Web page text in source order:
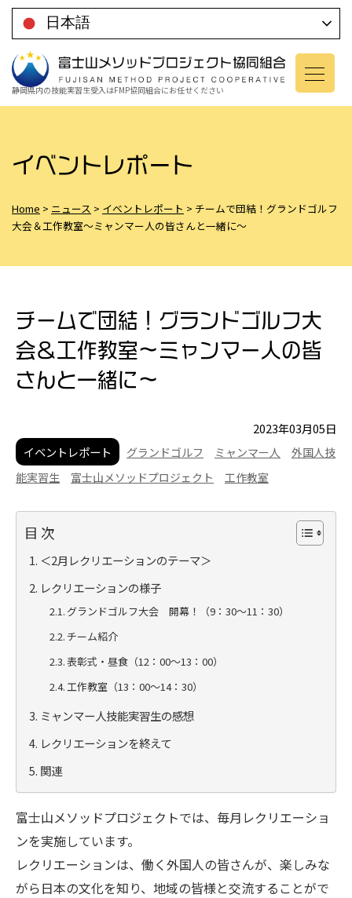
静岡県内の技能実習生受入はFMP協同組合にお任せください
イベントレポート
Home > ニュース > イベントレポート > チームで団結！グランドゴルフ
大会＆工作教室～ミャンマー人の皆さんと一緒に～
チームで団結！グランドゴルフ大
会＆工作教室～ミャンマー人の皆
さんと一緒に～
2023年03月05日
イベントレポート
グランドゴルフ ミャンマー人
外国人技
能実習生
富士山メソッドプロジェクト 工作教室
目次
＜2月レクリエーションのテーマ＞
レクリエーションの様子
グランドゴルフ大会 開幕！（9：30～11：30）
チーム紹介
表彰式・昼食（12：00～13：00）
工作教室（13：00～14：30）
ミャンマー人技能実習生の感想
レクリエーションを終えて
関連
富士山メソッドプロジェクトでは、毎月レクリエーショ
ンを実施しています。
レクリエーションは、働く外国人の皆さんが、楽しみな
がら日本の文化を知り、地域の皆様と交流することがで
日本語